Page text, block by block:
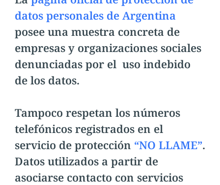
datos personales de Argentina
posee una muestra concreta de
empresas y organizaciones sociales
denunciadas por el uso indebido
de los datos.
Tampoco respetan los números
telefónicos registrados en el
servicio de protección “NO LLAME”.
Datos utilizados a partir de
asociarse contacto con servicios